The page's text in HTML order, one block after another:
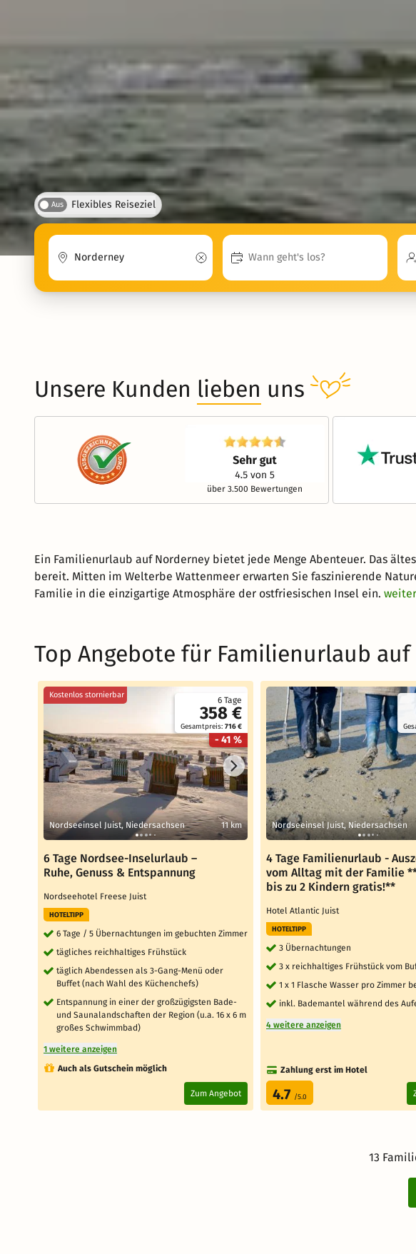
Aus Flexibles Reiseziel
Unsere Kunden lieben uns
über 3.500 Bewertungen
Ein Familienurlaub auf Norderney bietet jede Menge Abenteuer. Das
bereit. Mitten im Welterbe Wattenmeer erwarten Sie faszinierende
Familie in die einzigartige Atmosphäre der ostfriesischen Insel ein.
Top Angebote für Familienurlaub
6 Tage
358 €
Gesamtpreis: 716 €
- 41 %
Kostenlos stornierbar
Nordseeinsel Juist, Niedersachsen 11 km
6 Tage Nordsee-Inselurlaub –
Ruhe, Genuss & Entspannung
Nordseehotel Freese Juist
HOTELTIPP
6 Tage / 5 Übernachtungen im gebuchten Zimmer
tägliches reichhaltiges Frühstück
täglich Abendessen als 3-Gang-Menü oder
Buffet (nach Wahl des Küchenchefs)
Entspannung in einer der großzügigsten Bade-
und Saunalandschaften der Region (u.a. 16 x 6 m
großes Schwimmbad)
1 weitere anzeigen
Auch als Gutschein möglich
Zum Angebot
Nordseeinsel Juist, Niedersachsen
4 Tage Familienurlaub -
vom Alltag mit der Familie
bis zu 2 Kindern gratis!**
Hotel Atlantic Juist
HOTELTIPP
3 Übernachtungen
3 x reichhaltiges Frühstück vom
1 x 1 Flasche Wasser pro Zimmer
inkl. Bademantel während des
4 weitere anzeigen
Zahlung erst im Hotel
4.7 /5.0
13